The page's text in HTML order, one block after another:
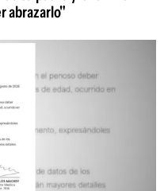
abrazarlo"